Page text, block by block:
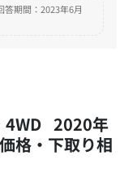
期間：2023年6月
4WD 2020年
格・下取り相